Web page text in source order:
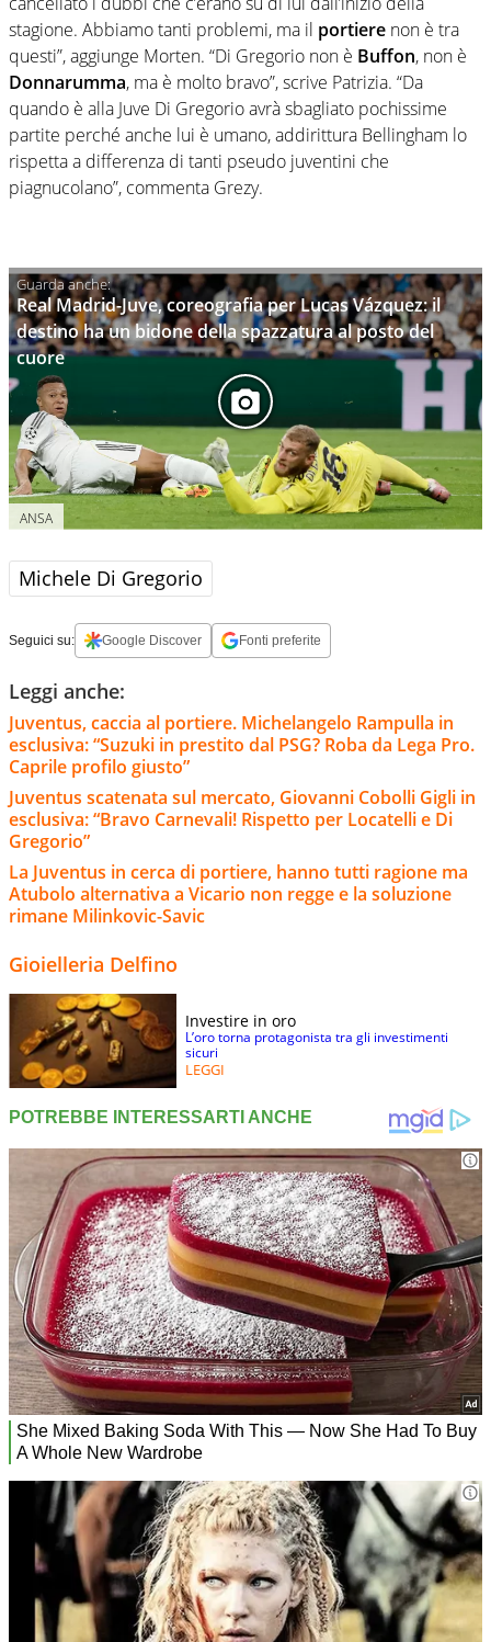
stagione. Abbiamo tanti problemi, ma il portiere non è tra
questi”, aggiunge Morten. “Di Gregorio non è Buffon, non è
Donnarumma, ma è molto bravo”, scrive Patrizia. “Da
quando è alla Juve Di Gregorio avrà sbagliato pochissime
partite perché anche lui è umano, addirittura Bellingham lo
rispetta a differenza di tanti pseudo juventini che
piagnucolano”, commenta Grezy.
Real Madrid-Juve, coreografia per Lucas Vázquez: il
destino ha un bidone della spazzatura al posto del
cuore
ANSA
Michele Di Gregorio
Seguici su: Google Discover Fonti preferite
Leggi anche:
Juventus, caccia al portiere. Michelangelo Rampulla in
esclusiva: “Suzuki in prestito dal PSG? Roba da Lega Pro.
Caprile profilo giusto”
Juventus scatenata sul mercato, Giovanni Cobolli Gigli in
esclusiva: “Bravo Carnevali! Rispetto per Locatelli e Di
Gregorio”
La Juventus in cerca di portiere, hanno tutti ragione ma
Atubolo alternativa a Vicario non regge e la soluzione
rimane Milinkovic-Savic
Gioielleria Delfino
Investire in oro
L’oro torna protagonista tra gli investimenti
sicuri
LEGGI